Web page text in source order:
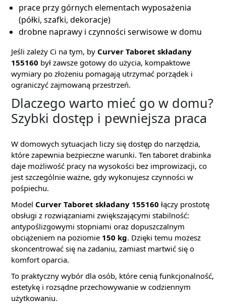
prace przy górnych elementach wyposażenia
(półki, szafki, dekoracje)
drobne naprawy i czynności serwisowe w domu
Jeśli zależy Ci na tym, by Curver Taboret składany
155160 był zawsze gotowy do użycia, kompaktowe
wymiary po złożeniu pomagają utrzymać porządek i
ograniczyć zajmowaną przestrzeń.
Dlaczego warto mieć go w domu?
Szybki dostęp i pewniejsza praca
W domowych sytuacjach liczy się dostęp do narzędzia,
które zapewnia bezpieczne warunki. Ten taboret drabinka
daje możliwość pracy na wysokości bez improwizacji, co
jest szczególnie ważne, gdy wykonujesz czynności w
pośpiechu.
Model Curver Taboret składany 155160 łączy prostotę
obsługi z rozwiązaniami zwiększającymi stabilność:
antypoślizgowymi stopniami oraz dopuszczalnym
obciążeniem na poziomie 150 kg. Dzięki temu możesz
skoncentrować się na zadaniu, zamiast martwić się o
komfort oparcia.
To praktyczny wybór dla osób, które cenią funkcjonalność,
estetykę i rozsądne przechowywanie w codziennym
użytkowaniu.